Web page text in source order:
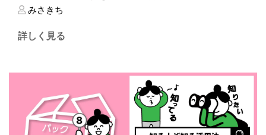
みさきち
詳しく見る